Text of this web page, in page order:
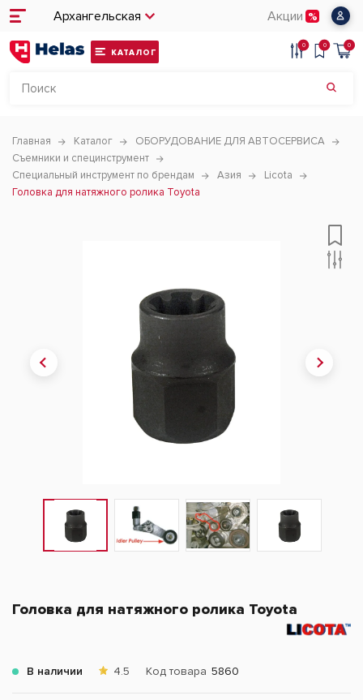
Архангельская Акции
КАТАЛОГ
0 0 0
Главная Каталог
ОБОРУДОВАНИЕ ДЛЯ АВТОСЕРВИСА
Съемники и специнструмент
Специальный инструмент по брендам
Азия
Licota
Головка для натяжного ролика Toyota
Головка для натяжного ролика Toyota
В наличии 4.5 Код товара 5860